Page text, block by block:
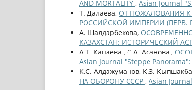
AND MORTALITY , Asian Journal
Т. Далаева, ОТ ПОЖАЛОВАНИЯ
РОССИЙСКОЙ ИМПЕРИИ (ПЕРВ.
А. Шалдарбекова,
КАЗАХСТАН: ИСТОРИЧЕСКИЙ
А.Т. Капаева , С.А. Асанова ,
Asian Journal "Steppe
К.С. Алдажуманов, К.З.
НА ОБОРОНУ СССР , Asian